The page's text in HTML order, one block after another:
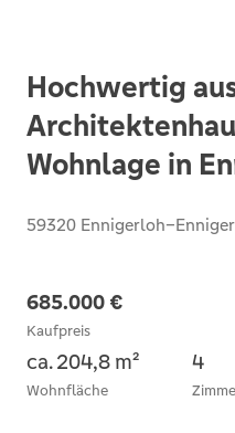
Hochwertig
Wohnlage in
59320
685.000 €
Kaufpreis
ca. 204,8 m²
Wohnfläche
4